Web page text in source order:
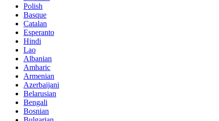
Polish
Basque
Catalan
Esperanto
Hindi
Lao
Albanian
Amharic
Armenian
Azerbaijani
Belarusian
Bengali
Bosnian